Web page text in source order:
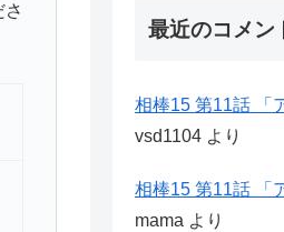
最近のコメン
相棒15 第11話 「
vsd1104 より
相棒15 第11話 「
mama より